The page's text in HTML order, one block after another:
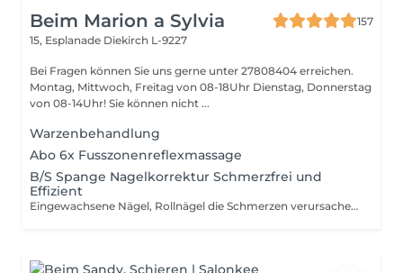
Beim Marion a Sylvia
157
15, Esplanade Diekirch L-9227
Bei Fragen können Sie uns gerne unter 27808404 erreichen.
Montag, Mittwoch, Freitag von 08-18Uhr Dienstag, Donnerstag
von 08-14Uhr! Sie können nicht ...
Warzenbehandlung
Abo 6x Fusszonenreflexmassage
B/S Spange Nagelkorrektur Schmerzfrei und
Effizient
Eingewachsene Nägel, Rollnägel die Schmerzen verursachen werden korrigiert . Nicht nur optisch sondern Schmerzfrei Damit erhalten sie gesunde schöne Nägel !